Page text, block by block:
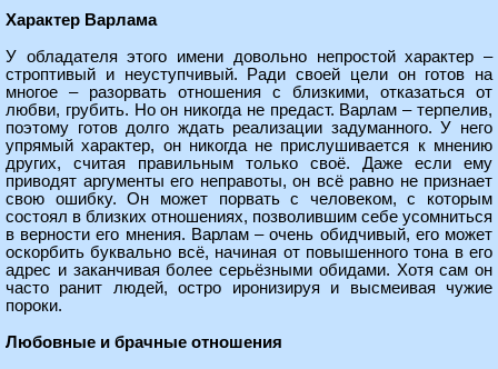
Характер Варлама
У обладателя этого имени довольно непростой характер –
строптивый и неуступчивый. Ради своей цели он готов на
многое – разорвать отношения с близкими, отказаться от
любви, грубить. Но он никогда не предаст. Варлам – терпелив,
поэтому готов долго ждать реализации задуманного. У него
упрямый характер, он никогда не прислушивается к мнению
других, считая правильным только своё. Даже если ему
приводят аргументы его неправоты, он всё равно не признает
свою ошибку. Он может порвать с человеком, с которым
состоял в близких отношениях, позволившим себе усомниться
в верности его мнения. Варлам – очень обидчивый, его может
оскорбить буквально всё, начиная от повышенного тона в его
адрес и заканчивая более серьёзными обидами. Хотя сам он
часто ранит людей, остро иронизируя и высмеивая чужие
пороки.
Любовные и брачные отношения